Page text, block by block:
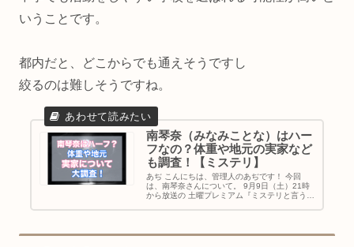
いうことです。
都内だと、どこからでも通えそうですし
絞るのは難しそうですね。
南琴奈（みなみことな）はハー
フなの？体重や地元の実家など
も調査！【ミステリ】
あぢ こんにちは、管理人のあぢです！ 今回
は、南琴奈さんについて。 9月9日（土）21時
から放送の 土曜プレミアム『ミステリと言う勿